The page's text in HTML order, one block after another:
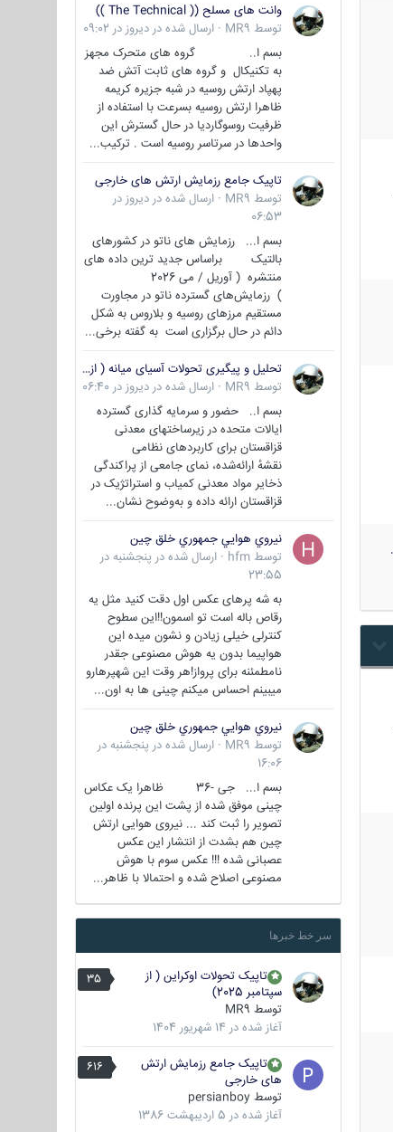
وانت های مسلح (( The Technical ))
توسط MR9
· ارسال شده در دیروز در 09:02
بسم ا.. گروه های متحرک مجهز
به تکنیکال و گروه های ثابت آتش ضد
پهپاد ارتش روسیه در شبه جزیره کریمه
ظاهرا ارتش روسیه بسرعت با استفاده از
ظرفیت روسوگاردیا در حال گسترش این
واحدها در سرتاسر روسیه است . ترکیب...
تاپیک جامع رزمایش ارتش های خارجی
توسط MR9
· ارسال شده در دیروز در
06:53
بسم ا... رزمایش های ناتو در کشورهای
بالتیک براساس جدید ترین داده های
منتشره ( آوریل / می 2026
) رزمایش‌های گسترده ناتو در مجاورت
مستقیم مرزهای روسیه و بلاروس به شکل
دائم در حال برگزاری است به گفته برخی...
تحلیل و پیگیری تحولات آسیای میانه ( ازبکستان، تاجیکستان، ترکمنستان، قزاقستان و قرقیزستان )
توسط MR9
· ارسال شده در دیروز در 06:40
بسم ا.. حضور و سرمایه گذاری گسترده
ایالات متحده در زیرساختهای معدنی
قزاقستان برای کاربردهای نظامی
نقشهٔ ارائه‌شده، نمای جامعی از پراکندگی
ذخایر مواد معدنی کمیاب و استراتژیک در
قزاقستان ارائه داده و به‌وضوح نشان...
نيروي هوايي جمهوري خلق چين
توسط hfm
· ارسال شده در پنجشنبه در
23:55
به شه پرهای عکس اول دقت کنید مثل یه
رقاص باله است تو اسمون!!این سطوح
کنترلی خیلی زیادن و نشون میده این
هواپیما بدون یه هوش مصنوعی جقدر
نامطمئنه برای پرواز!هر وقت این شهپرهارو
میبینم احساس میکنم چینی ها به اون...
نيروي هوايي جمهوري خلق چين
توسط MR9
· ارسال شده در پنجشنبه در
16:06
بسم ا... جی -36 ظاهرا یک عکاس
چینی موفق شده از پشت این پرنده اولین
تصویر را ثبت کند ... نیروی هوایی ارتش
چین هم بشدت از انتشار این عکس
عصبانی شده !!! عکس سوم با هوش
مصنوعی اصلاح شده و احتمالا با ظاهر...
سر خط خبرها
35
تاپیک تحولات اوکراین ( از
سپتامبر 2025)
توسط MR9
آغاز شده در 14 شهریور 1404
616
تاپیک جامع رزمایش ارتش
های خارجی
توسط persianboy
آغاز شده در 5 اردیبهشت 1386